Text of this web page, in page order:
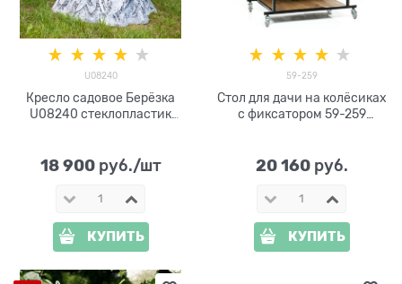
U08240
Кресло садовое Берёзка
U08240 стеклопластик
18 900 руб./шт
КУПИТЬ
59-259
Стол для дачи на колёсиках
с фиксатором 59-259
20 160 руб.
КУПИТЬ